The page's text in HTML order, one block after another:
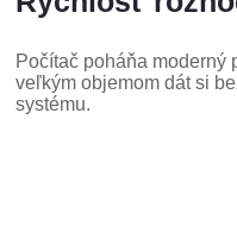
Počítač poháňa moderný
veľkým objemom dát si
systému.